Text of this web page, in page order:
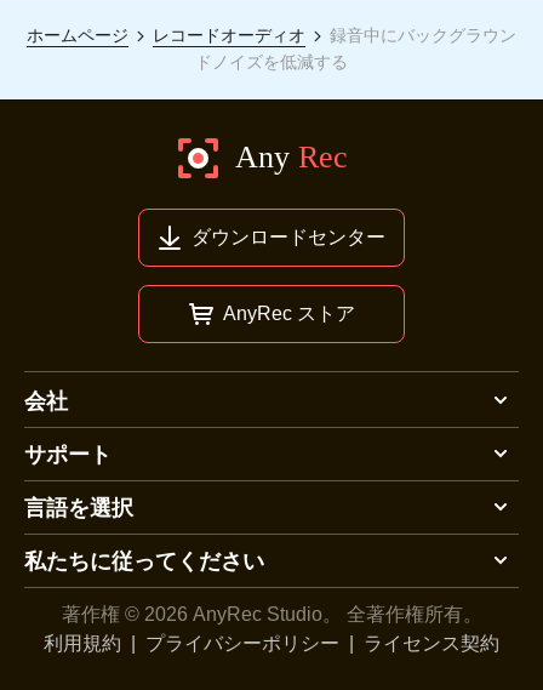
ホームページ レコードオーディオ
録音中にバックグラウン
ドノイズを低減する
ダウンロードセンター
AnyRec ストア
会社
サポート
言語を選択
私たちに従ってください
著作権 © 2026 AnyRec Studio。
全著作権所有。
利用規約
プライバシーポリシー ライセンス契約